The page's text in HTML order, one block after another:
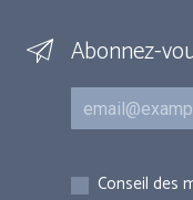
Abonnez-
Courriel
Inscriptions
Conseil des